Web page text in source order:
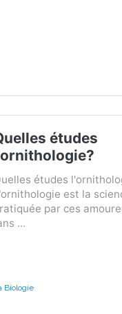
études
études
est la
par ces
...
Biologie